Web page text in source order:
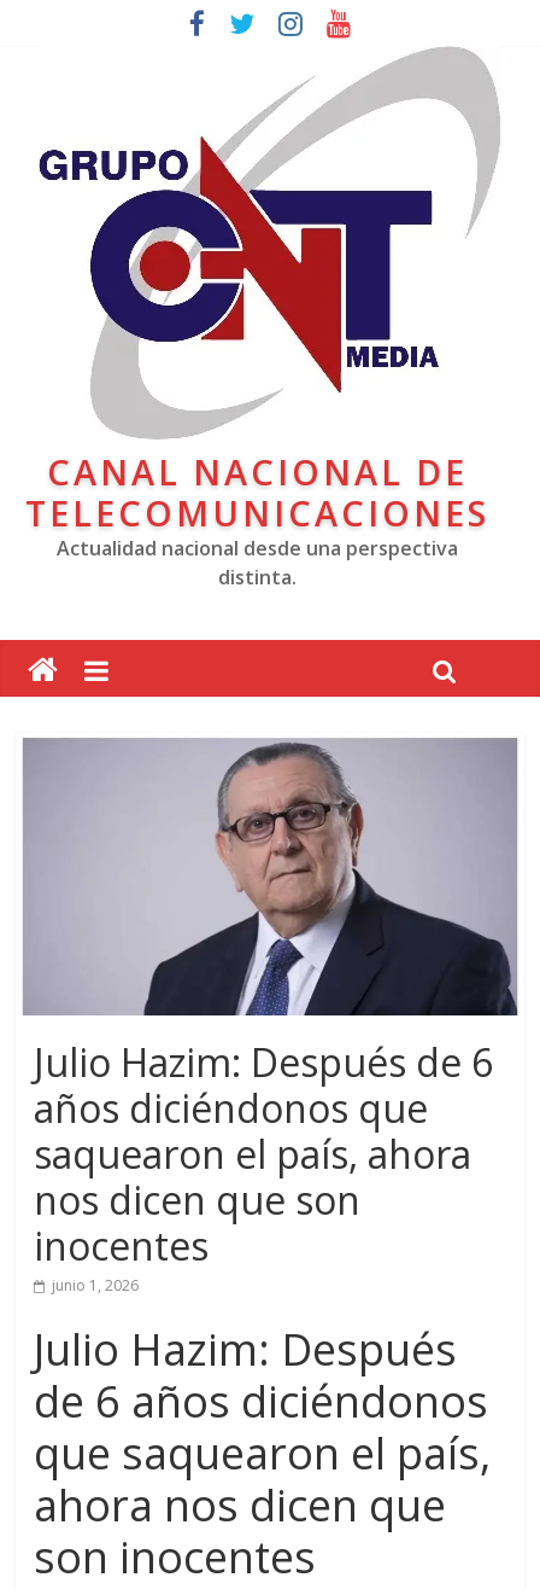
CANAL NACIONAL DE
TELECOMUNICACIONES
Actualidad nacional desde una perspectiva
distinta.
Julio Hazim: Después de 6
años diciéndonos que
saquearon el país, ahora
nos dicen que son
inocentes
junio 1, 2026
Julio Hazim: Después
de 6 años diciéndonos
que saquearon el país,
ahora nos dicen que
son inocentes